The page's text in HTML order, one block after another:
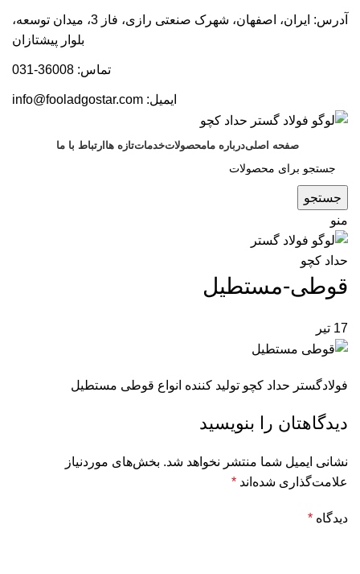
آدرس: ایران، اصفهان، شهرک صنعتی رازی، فاز 3، میدان توسعه،
بلوار پیشتازان
تماس: 36008-031
ایمیل: info@fooladgostar.com
صفحه اصلیدرباره مامحصولاتخدماتتازه ها ارتباط با ما
جستجو
منو
قوطی-مستطیل
17 تیر
فولادگستر حداد کچو تولید کننده انواع قوطی مستطیل
دیدگاهتان را بنویسید
نشانی ایمیل شما منتشر نخواهد شد. بخش‌های موردنیاز
علامت‌گذاری شده‌اند *
دیدگاه *